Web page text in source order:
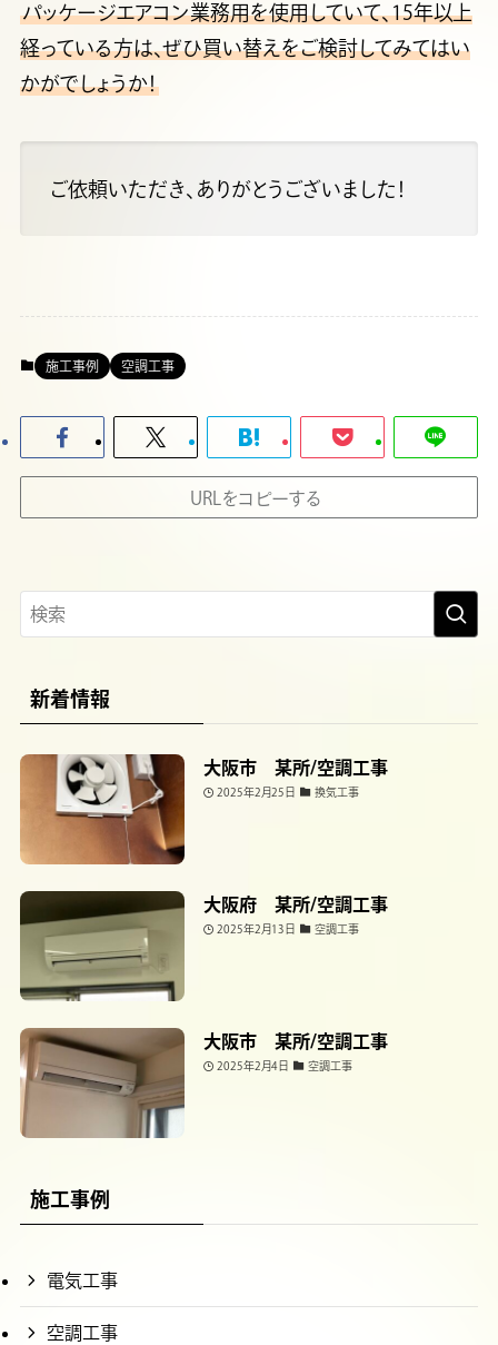
パッケージエアコン業務用を使用していて、15年以上
経っている方は、ぜひ買い替えをご検討してみてはい
かがでしょうか！
ご依頼いただき、ありがとうございました！
施工事例 空調工事
URLをコピーする
新着情報
大阪市 某所/空調工事
2025年2月25日 換気工事
大阪府 某所/空調工事
2025年2月13日 空調工事
大阪市 某所/空調工事
2025年2月4日 空調工事
施工事例
電気工事
空調工事